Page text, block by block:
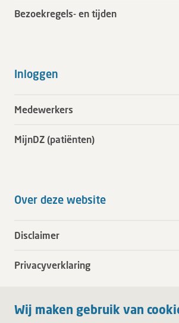
Wij maken gebruik van
Bezoekregels- en tijden
Inloggen
Medewerkers
MijnDZ (patiënten)
Over deze website
Disclaimer
Privacyverklaring